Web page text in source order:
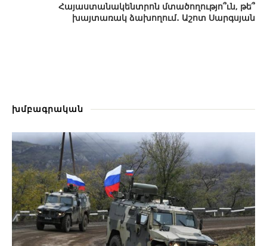
Հայաստանակենտրոն մտածողությո՞ւն, թե՞
խայտառակ ձախողում․ Աշոտ Սարգսյան
խմբագրական